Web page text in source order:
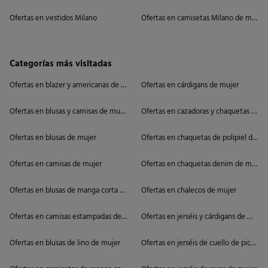
Ofertas en vestidos Milano Ofertas en camisetas Milano de mujer
Categorías más visitadas
Ofertas en blazer y americanas de mujer
Ofertas en blusas y camisas de mujer
Ofertas en blusas de mujer
Ofertas en camisas de mujer
Ofertas en blusas de manga corta de mujer
Ofertas en camisas estampadas de mujer
Ofertas en blusas de lino de mujer
Ofertas en cárdigans de mujer
Ofertas en cazadoras y chaquetas de
Ofertas en chaquetas de polipiel de
Ofertas en chaquetas denim de mujer
Ofertas en chalecos de mujer
Ofertas en jerséis y cárdigans de mujer
Ofertas en jerséis de cuello de pico